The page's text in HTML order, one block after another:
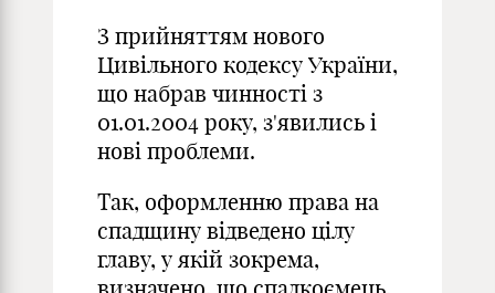
З прийняттям нового
Цивільного кодексу України,
що набрав чинності з
01.01.2004 року, з'явились і
нові проблеми.
Так, оформленню права на
спадщину відведено цілу
главу, у якій зокрема,